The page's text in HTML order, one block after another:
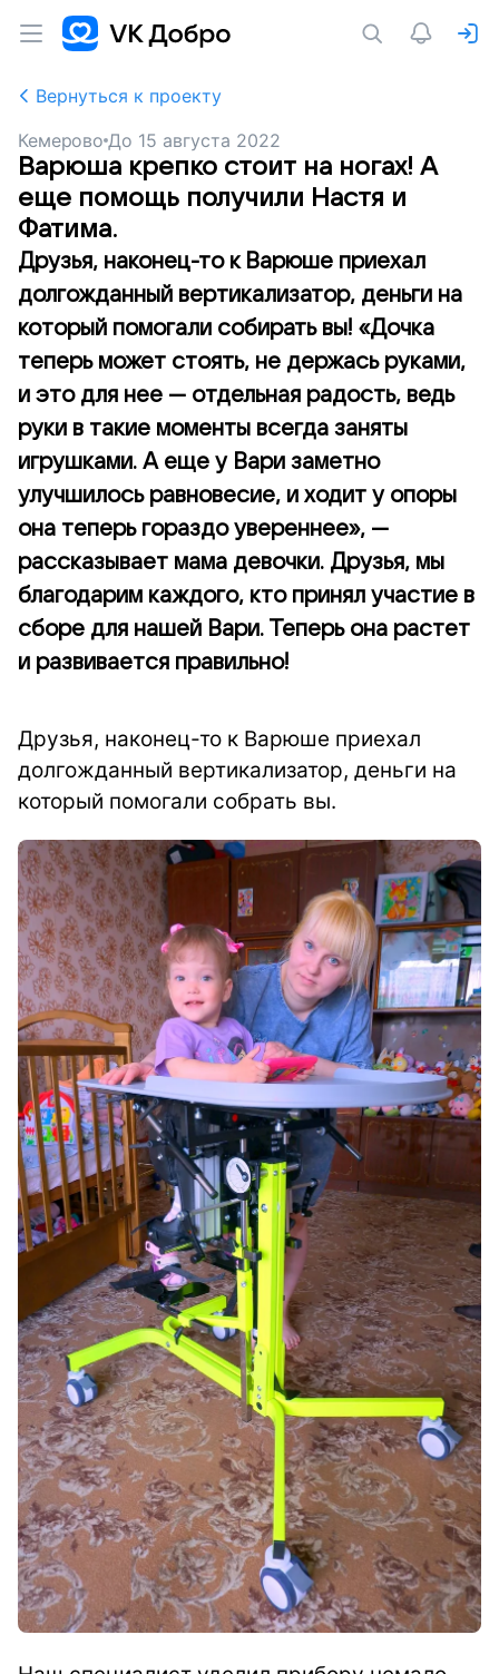
Вернуться к проекту
Кемерово До 15 августа 2022
Варюша крепко стоит на ногах! А
еще помощь получили Настя и
Фатима.
Друзья, наконец-то к Варюше приехал
долгожданный вертикализатор, деньги на
который помогали собирать вы! «Дочка
теперь может стоять, не держась руками,
и это для нее — отдельная радость, ведь
руки в такие моменты всегда заняты
игрушками. А еще у Вари заметно
улучшилось равновесие, и ходит у опоры
она теперь гораздо увереннее», —
рассказывает мама девочки. Друзья, мы
благодарим каждого, кто принял участие в
сборе для нашей Вари. Теперь она растет
и развивается правильно!
Друзья, наконец-то к Варюше приехал
долгожданный вертикализатор, деньги на
который помогали собрать вы.